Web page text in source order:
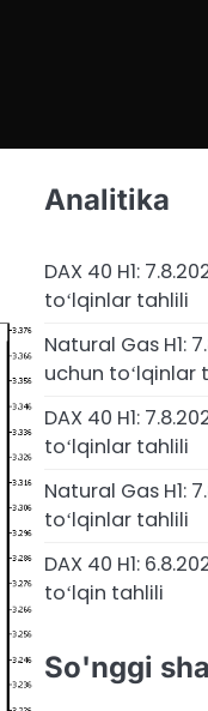
Analitika
DAX 40 H1:
toʻlqinlar tahlili
Natural Gas H1:
uchun toʻlqinlar
DAX 40 H1:
toʻlqinlar tahlili
Natural Gas H1:
toʻlqinlar tahlili
DAX 40 H1:
toʻlqin tahlili
So'nggi